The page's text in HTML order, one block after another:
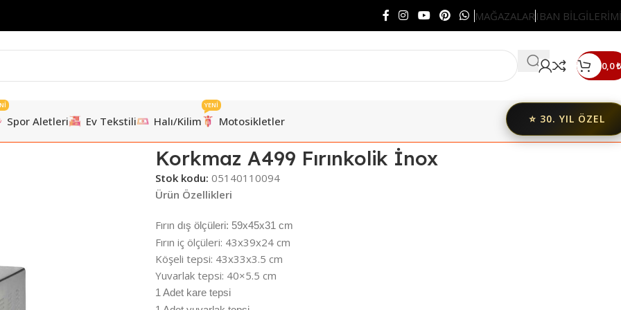
MAĞAZALAR IBAN
0,0₺
Spor Aletleri Ev Tekstili Halı/Kilim Motosikletler
YENİ
⭐ 30. YIL ÖZEL
Korkmaz A499 Fırınkolik İnox
Stok kodu: 05140110094
Ürün Özellikleri
Fırın dış ölçüleri: 59x45x31 cm
Fırın iç ölçüleri: 43x39x24 cm
Köşeli tepsi: 43x33x3.5 cm
Yuvarlak tepsi: 40×5.5 cm
1 Adet kare tepsi